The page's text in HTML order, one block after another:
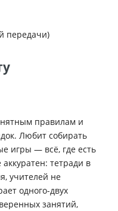
передачи)
правилам и
Любит собирать
игры — всё, где есть
тетради в
учителей не
одного-двух
занятий,